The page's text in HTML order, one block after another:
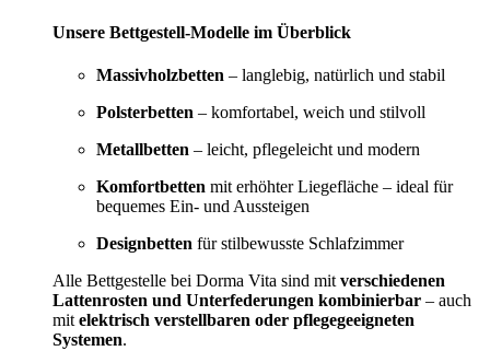
Unsere Bettgestell-Modelle im Überblick
Massivholzbetten – langlebig, natürlich und stabil
Polsterbetten – komfortabel, weich und stilvoll
Metallbetten – leicht, pflegeleicht und modern
Komfortbetten mit erhöhter Liegefläche – ideal für
bequemes Ein- und Aussteigen
Designbetten für stilbewusste Schlafzimmer
Alle Bettgestelle bei Dorma Vita sind mit verschiedenen
Lattenrosten und Unterfederungen kombinierbar – auch
mit elektrisch verstellbaren oder pflegegeeigneten
Systemen.